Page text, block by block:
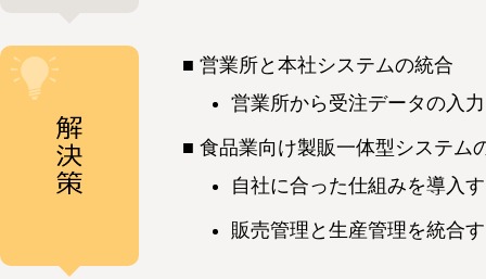
営業所と本社システムの統合
営業所から受注データの入
食品業向け製販一体型システム
自社に合った仕組みを導入
販売管理と生産管理を統合